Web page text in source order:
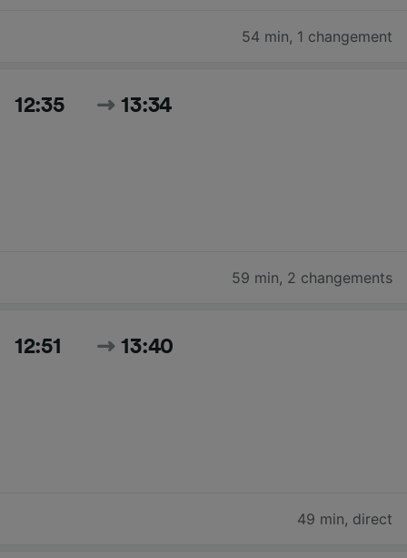
54 min, 1 changement
12:35 13:34
59 min, 2 changements
12:51 13:40
49 min, direct